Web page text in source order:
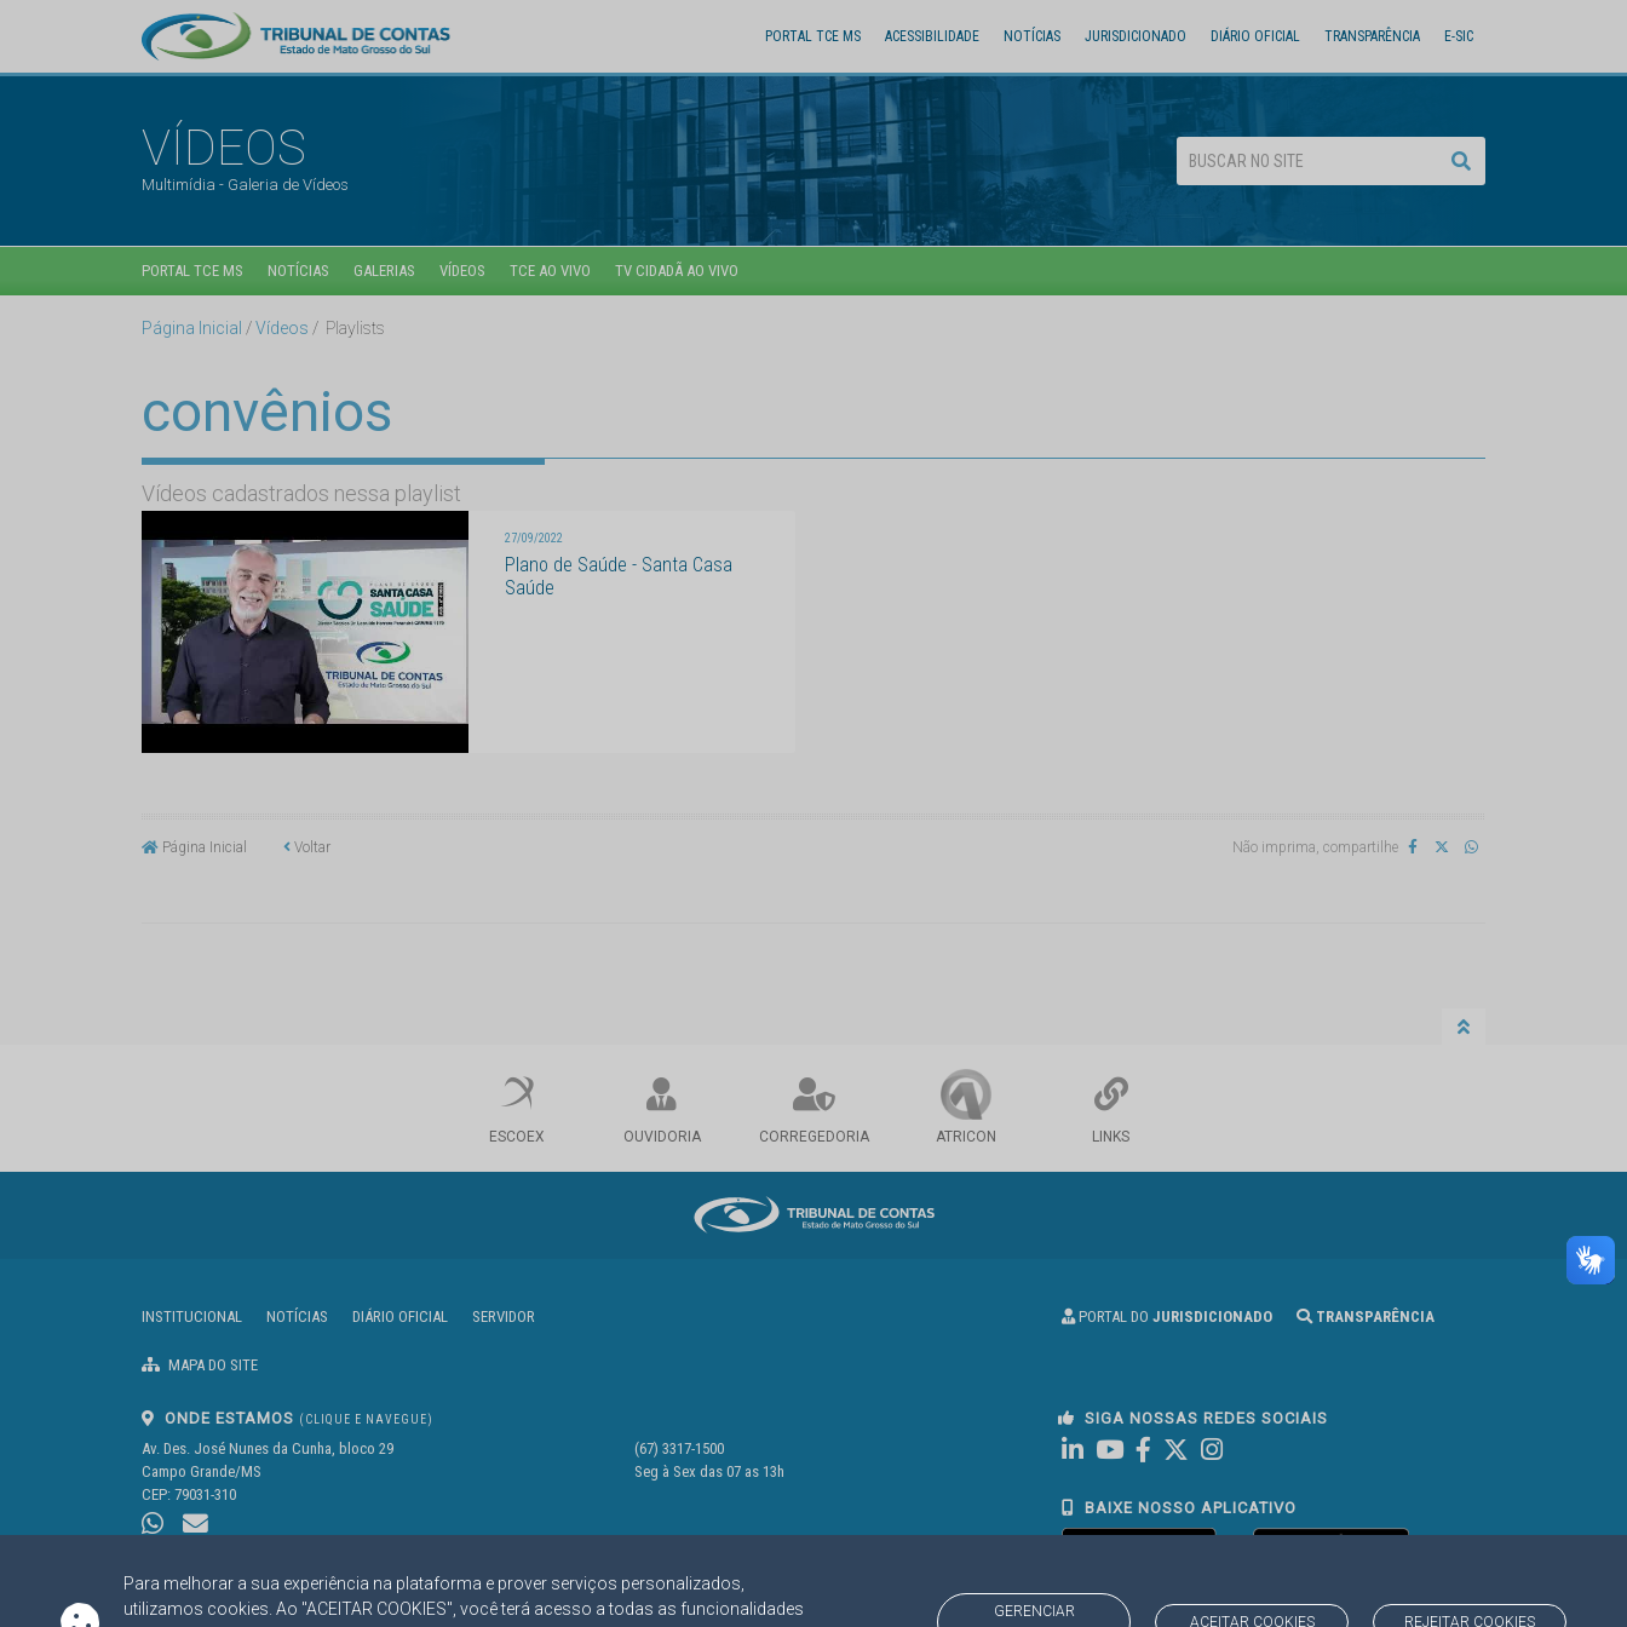
Para melhorar a sua experiência na plataforma e prover serviços personalizados,
utilizamos cookies. Ao "ACEITAR COOKIES", você terá acesso a todas as funcionalidades
GERENCIAR
ACEITAR COOKIES REJEITAR COOKIES
PORTAL TCE MS ACESSIBILIDADE NOTÍCIAS JURISDICIONADO DIÁRIO OFICIAL TRANSPARÊNCIA E-SIC
VÍDEOS
Multimídia - Galeria de Vídeos
PORTAL TCE MS NOTÍCIAS GALERIAS VÍDEOS TCE AO VIVO TV CIDADÃ AO VIVO
Página Inicial Vídeos Playlists
convênios
Vídeos cadastrados nessa playlist
27/09/2022
Plano de Saúde - Santa Casa
Saúde
Página Inicial Voltar Não imprima, compartilhe
ESCOEX OUVIDORIA CORREGEDORIA ATRICON LINKS
INSTITUCIONAL NOTÍCIAS DIÁRIO OFICIAL SERVIDOR PORTAL DO JURISDICIONADO TRANSPARÊNCIA
MAPA DO SITE
ONDE ESTAMOS (CLIQUE E NAVEGUE)
Av. Des. José Nunes da Cunha, bloco 29
Campo Grande/MS
CEP: 79031-310
(67) 3317-1500
Seg à Sex das 07 as 13h
SIGA NOSSAS REDES SOCIAIS
Linked In
Youtube
FacebookInstagram
BAIXE NOSSO APLICATIVO